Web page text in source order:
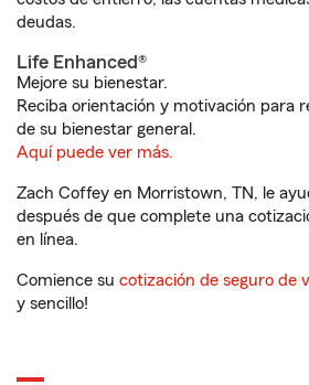
deudas.
Life Enhanced®
Mejore su bienestar.
Reciba orientación y motivación para
de su bienestar general.
Aquí puede ver más.
Zach Coffey en Morristown, TN, le
después de que complete una
en línea.
Comience su cotización de seguro de
y sencillo!